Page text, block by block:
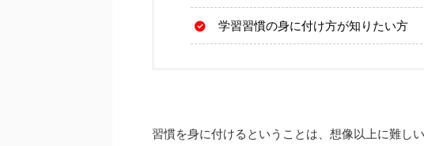
学習習慣の身に付け方が知りたい方
習慣を身に付けるということは、想像以上に難し